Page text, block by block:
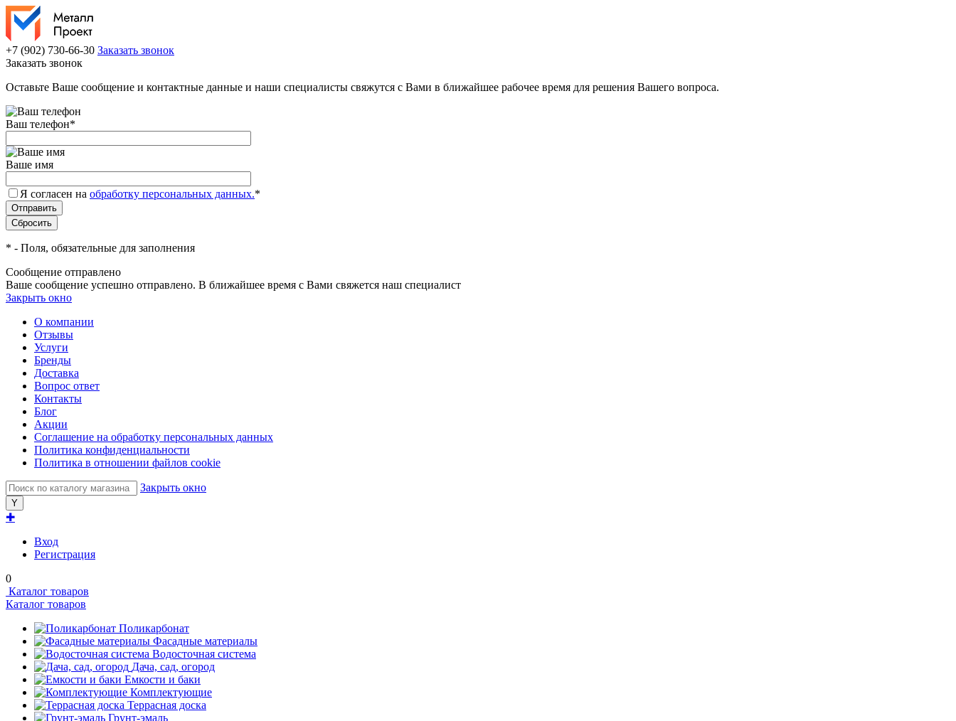
+7 (902) 730-66-30 Заказать звонок
Заказать звонок
Оставьте Ваше сообщение и контактные данные и наши специалисты свяжутся с Вами в ближайшее рабочее время для решения Вашего вопроса.
Ваш телефон*
Ваше имя
Я согласен на обработку персональных данных.*
* - Поля, обязательные для заполнения
Сообщение отправлено
Ваше сообщение успешно отправлено. В ближайшее время с Вами свяжется наш специалист
Закрыть окно
О компании
Отзывы
Услуги
Бренды
Доставка
Вопрос ответ
Контакты
Блог
Акции
Соглашение на обработку персональных данных
Политика конфиденциальности
Политика в отношении файлов cookie
Закрыть окно
✚
Вход
Регистрация
0
Каталог товаров
Каталог товаров
Поликарбонат
Фасадные материалы
Водосточная система
Дача, сад, огород
Емкости и баки
Комплектующие
Террасная доска
Грунт-эмаль